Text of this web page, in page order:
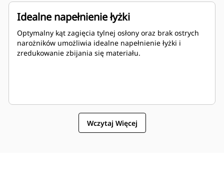
Idealne napełnienie łyżki
Optymalny kąt zagięcia tylnej osłony oraz brak ostrych
narożników umożliwia idealne napełnienie łyżki i
zredukowanie zbijania się materiału.
Wczytaj Więcej